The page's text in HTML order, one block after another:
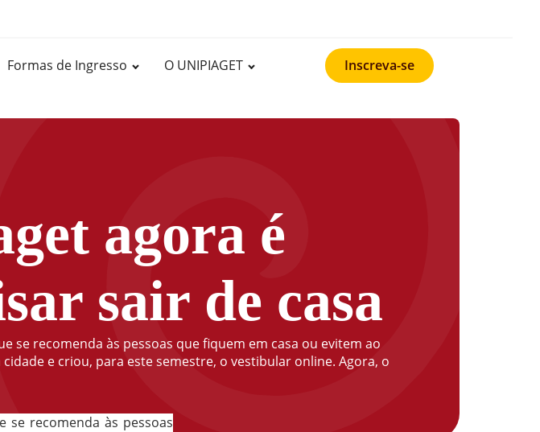
Formas de Ingresso O UNIPIAGET Inscreva-se
agora é
sair de casa
se recomenda às pessoas que fiquem em casa ou evitem ao
e criou, para este semestre, o vestibular online. Agora, o
se recomenda às pessoas